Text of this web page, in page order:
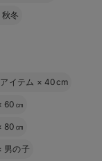
秋冬
イテム ×40cm
60㎝
80㎝
男の子